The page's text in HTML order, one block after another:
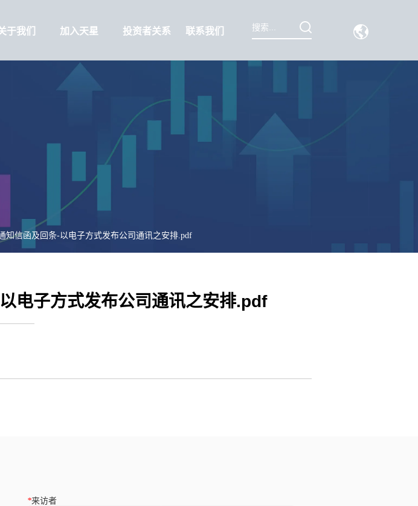
于我们 加入天星 投资者关系 联系我们
知信函及回条-以电子方式发布公司通讯之安排.pdf
电子方式发布公司通讯之安排.pdf
*来访者